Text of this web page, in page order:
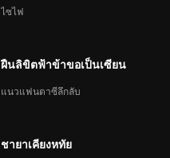
ไซไฟ
ฝืนลิขิตฟ้าข้าขอเป็นเซียน
แนวแฟนตาซีลึกลับ
ชายาเคียงหทัย